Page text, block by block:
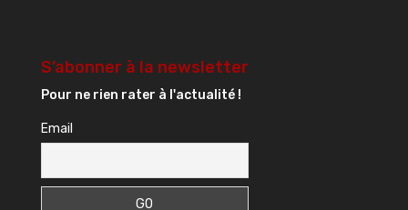
S’abonner à la newsletter
Pour ne rien rater à l'actualité !
Email